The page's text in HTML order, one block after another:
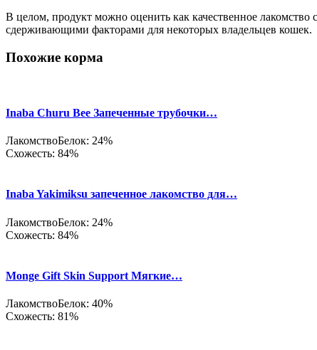
В целом, продукт можно оценить как качественное
сдерживающими факторами для некоторых владельцев кошек.
Похожие корма
Inaba Churu Bee Запеченные трубочки…
ЛакомствоБелок: 24%
Схожесть: 84%
Inaba Yakimiksu запеченное лакомство для…
ЛакомствоБелок: 24%
Схожесть: 84%
Monge Gift Skin Support Мягкие…
ЛакомствоБелок: 40%
Схожесть: 81%